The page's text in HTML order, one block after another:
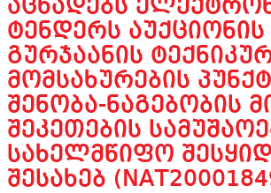
ᲐᲪᲮᲐᲓᲔᲑᲡ
ᲢᲔᲜᲓᲔᲠᲡ ᲐᲣᲥᲪᲘᲝᲜᲘᲡ
ᲒᲣᲠᲯᲐᲐᲜᲘᲡ
ᲛᲝᲛᲡᲐᲮᲣᲠᲔᲑᲘᲡ
ᲨᲔᲜᲝᲑᲐ-ᲜᲐᲒᲔᲑᲝᲑᲘᲡ
ᲨᲔᲙᲔᲗᲔᲑᲘᲡ
ᲡᲐᲮᲔᲚᲛᲬᲘᲤᲝ
ᲨᲔᲡᲐᲮᲔᲑ